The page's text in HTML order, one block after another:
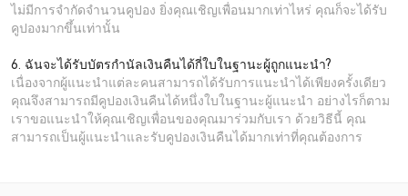
ไม่มีการจำกัดจำนวนคูปอง ยิ่งคุณเชิญเพื่อนมากเท่าไหร่ คุณก็จะได้รับ
คูปองมากขึ้นเท่านั้น
6. ฉันจะได้รับบัตรกำนัลเงินคืนได้กี่ใบในฐานะผู้ถูกแนะนำ?
เนื่องจากผู้แนะนำแต่ละคนสามารถได้รับการแนะนำได้เพียงครั้งเดียว
คุณจึงสามารถมีคูปองเงินคืนได้หนึ่งใบในฐานะผู้แนะนำ อย่างไรก็ตาม
เราขอแนะนำให้คุณเชิญเพื่อนของคุณมาร่วมกับเรา ด้วยวิธีนี้ คุณ
สามารถเป็นผู้แนะนำและรับคูปองเงินคืนได้มากเท่าที่คุณต้องการ